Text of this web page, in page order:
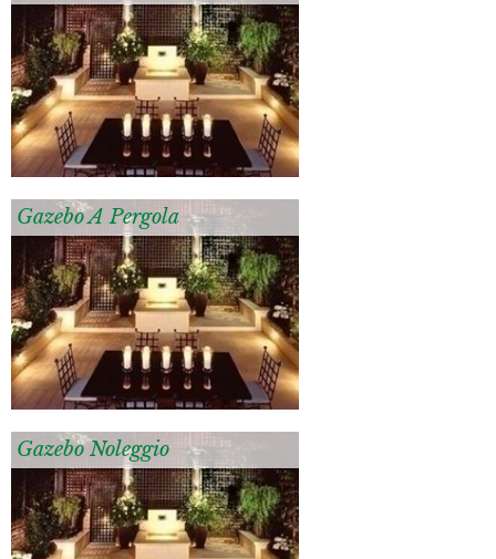
Gazebo A Pergola
Gazebo Noleggio